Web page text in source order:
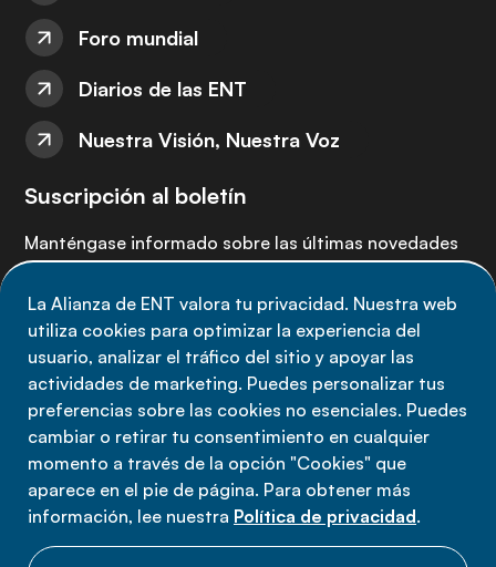
La Alianza de ENT valora tu privacidad. Nuestra web
utiliza cookies para optimizar la experiencia del
usuario, analizar el tráfico del sitio y apoyar las
actividades de marketing. Puedes personalizar tus
preferencias sobre las cookies no esenciales. Puedes
cambiar o retirar tu consentimiento en cualquier
momento a través de la opción "Cookies" que
aparece en el pie de página. Para obtener más
información, lee nuestra Política de privacidad.
Foro mundial
Diarios de las ENT
Nuestra Visión, Nuestra Voz
Suscripción al boletín
Manténgase informado sobre las últimas novedades
Suscríbete ahora
Política de privacidad
Términos de uso